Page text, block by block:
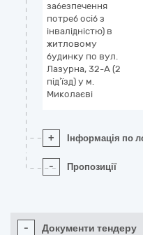
забезпечення
потреб осіб з
інвалідністю) в
житловому
будинку по вул.
Лазурна, 32-А (2
під’їзд) у м.
Миколаєві
+ Інформація по
- Пропозиції
- Документи тендеру